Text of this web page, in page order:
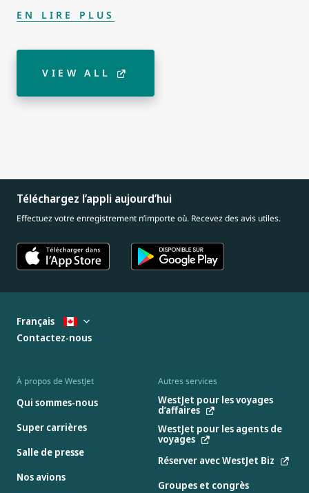
EN LIRE PLUS
VIEW ALL
Téléchargez l’appli aujourd’hui
Effectuez votre enregistrement n’importe où. Recevez des avis utiles.
À propos de WestJet
Qui sommes-nous
Super carrières
Salle de presse
Nos avions
Autres services
WestJet pour les voyages
d’affaires
WestJet pour les agents de
voyages
Réserver avec WestJet Biz
Groupes et congrès
Français
Contactez-nous